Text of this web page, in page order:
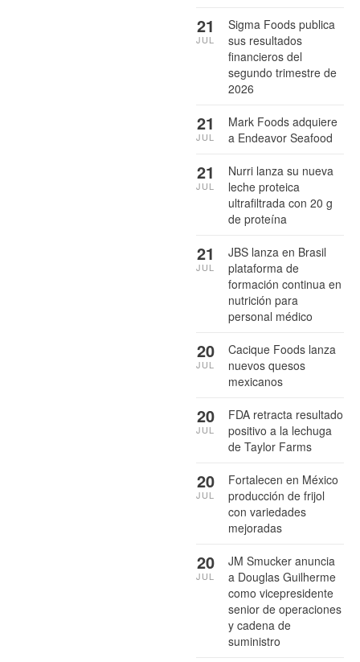
Sigma Foods publica
sus resultados
financieros del
segundo trimestre de
2026
21
JUL
Mark Foods adquiere
a Endeavor Seafood
21
JUL
Nurri lanza su nueva
leche proteica
ultrafiltrada con 20 g
de proteína
21
JUL
JBS lanza en Brasil
plataforma de
formación continua en
nutrición para
personal médico
21
JUL
Cacique Foods lanza
nuevos quesos
mexicanos
20
JUL
FDA retracta resultado
positivo a la lechuga
de Taylor Farms
20
JUL
Fortalecen en México
producción de frijol
con variedades
mejoradas
20
JUL
JM Smucker anuncia
a Douglas Guilherme
como vicepresidente
senior de operaciones
y cadena de
suministro
20
JUL